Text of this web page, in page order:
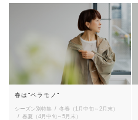
春は“ペラモノ“
シーズン別特集
冬春（1月中旬～2月末）
春夏（4月中旬～5月末）